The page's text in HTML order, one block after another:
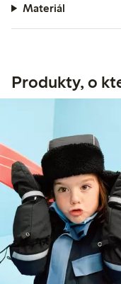
Materiál
Produkty, o